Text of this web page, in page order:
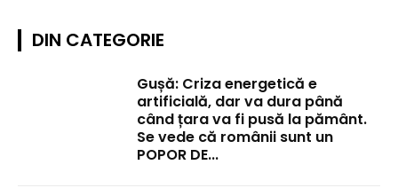
DIN CATEGORIE
Gușă: Criza energetică e
artificială, dar va dura până
când țara va fi pusă la pământ.
Se vede că românii sunt un
POPOR DE...